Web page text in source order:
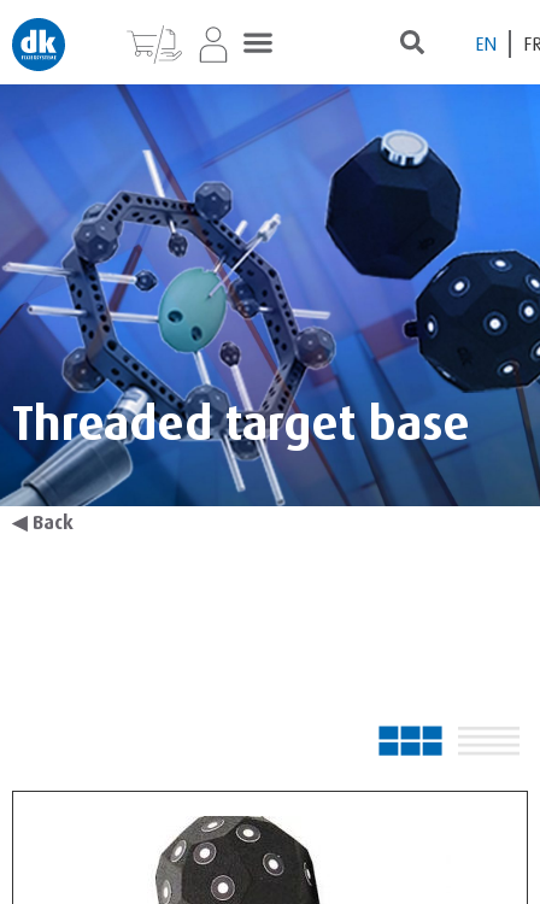
EN
Threaded target base
◀ Back